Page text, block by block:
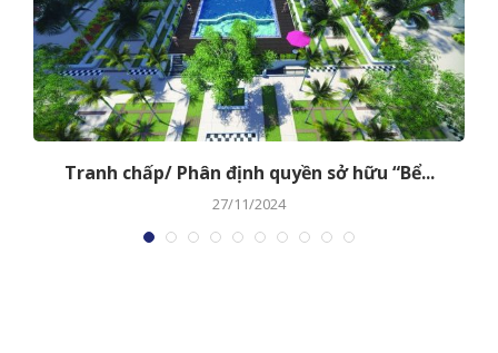
Tranh chấp/ Phân định quyền sở hữu “Bể...
27/11/2024